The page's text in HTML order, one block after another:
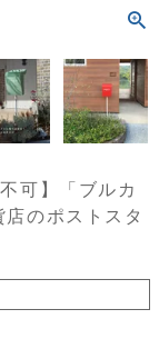
可】「ブルカ
のポストスタ